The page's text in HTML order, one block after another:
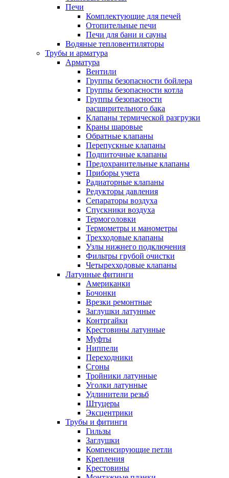
Печи
Комплектующие для печей
Отопительные печи
Печи для бани и сауны
Водяные тепловентиляторы
Трубы и арматура
Арматура
Вентили
Группы безопасности бойлера
Группы безопасности котла
Группы безопасности
расширительного бака
Клапаны термической разгрузки
Краны шаровые
Обратные клапаны
Перепускные клапаны
Подпиточные клапаны
Предохранительные клапаны
Приборы учета
Радиаторные клапаны
Редукторы давления
Сепараторы воздуха
Спускники воздуха
Термоголовки
Термометры и манометры
Трехходовые клапаны
Узлы нижнего подключения
Фильтры грубой очистки
Четырехходовые клапаны
Латунные фитинги
Американки
Бочонки
Врезки ремонтные
Заглушки латунные
Контргайки
Крестовины латунные
Муфты
Ниппели
Переходники
Сгоны
Тройники латунные
Уголки латунные
Удлинители резьб
Штуцеры
Эксцентрики
Трубы и фитинги
Гильзы
Заглушки
Компенсирующие петли
Крепления
Крестовины